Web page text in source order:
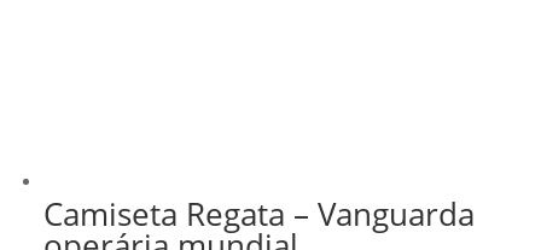
Camiseta Regata – Vanguarda